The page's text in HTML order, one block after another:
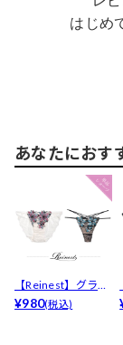
はじめ
あなたにおす
【Reinest】グラフ
ィカルフラワー...
¥980(税込)